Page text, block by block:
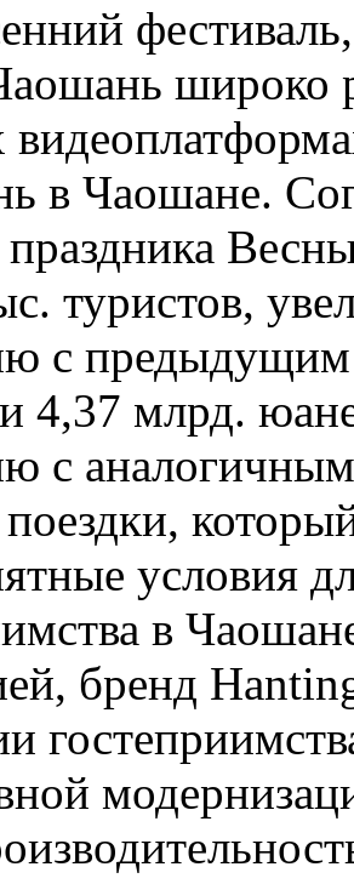
широко
в Чаошане.
туристов,
с
4,37 млрд.
с
условия
в
бренд